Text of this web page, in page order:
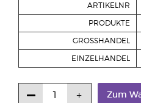
ARTIKELNR
PRODUKTE
GROSSHANDEL
EINZELHANDEL
Zum